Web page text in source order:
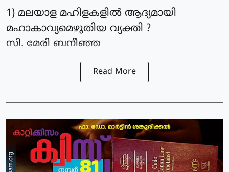
1) മലയാള മഹിളകളിൽ ആദ്യമായി
മഹാകാവ്യമെഴുതിയ വ്യക്തി ?
സി. മേരി ബനീഞ്ഞ
Read More